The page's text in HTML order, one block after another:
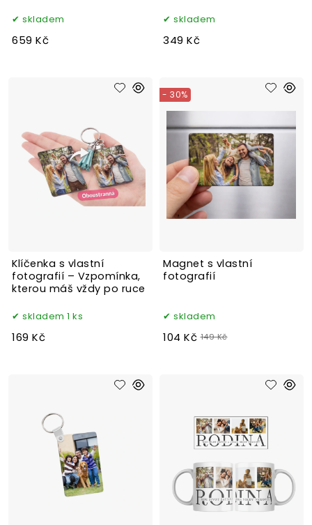
skladem
659 Kč
skladem
349 Kč
Klíčenka s vlastní
fotografií – Vzpomínka,
kterou máš vždy po ruce
skladem 1 ks
169 Kč
Magnet s vlastní
fotografií
- 30%
skladem
104 Kč 149 Kč